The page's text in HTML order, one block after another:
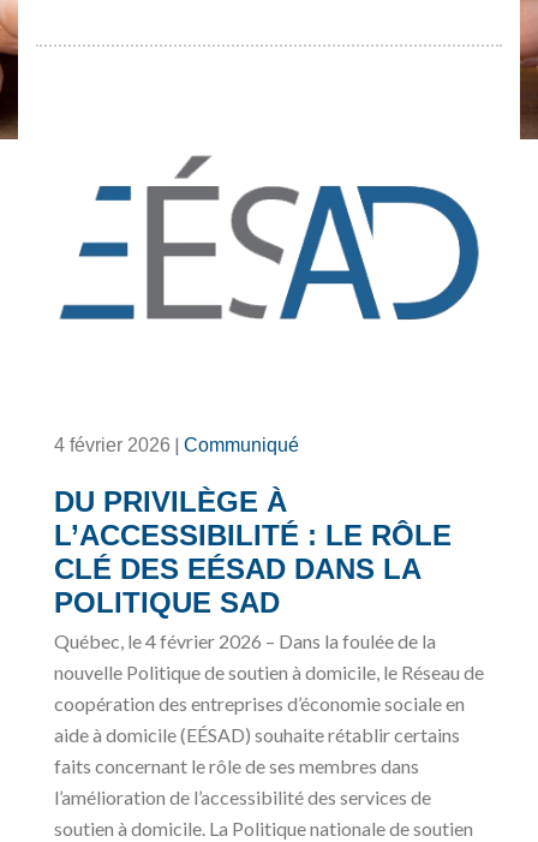
4 février 2026 | Communiqué
DU PRIVILÈGE À
L’ACCESSIBILITÉ : LE RÔLE
CLÉ DES EÉSAD DANS LA
POLITIQUE SAD
Québec, le 4 février 2026 – Dans la foulée de la
nouvelle Politique de soutien à domicile, le Réseau de
coopération des entreprises d’économie sociale en
aide à domicile (EÉSAD) souhaite rétablir certains
faits concernant le rôle de ses membres dans
l’amélioration de l’accessibilité des services de
soutien à domicile. La Politique nationale de soutien